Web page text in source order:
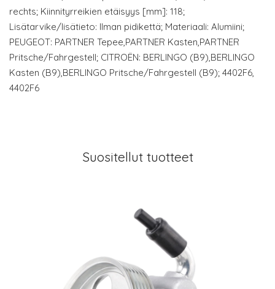
rechts; Kiinnityrreikien etäisyys [mm]: 118;
Lisätarvike/lisätieto: Ilman pidikettä; Materiaali: Alumiini;
PEUGEOT: PARTNER Tepee,PARTNER Kasten,PARTNER
Pritsche/Fahrgestell; CITROËN: BERLINGO (B9),BERLINGO
Kasten (B9),BERLINGO Pritsche/Fahrgestell (B9); 4402F6,
4402F6
Suositellut tuotteet